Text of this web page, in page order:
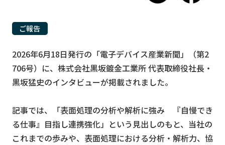
ご報告
2026年6月18日発行の「電子デバイス産業新聞」（第2
706号）に、株式会社黒坂鍍金工業所 代表取締役社長・
黒坂猛史のインタビューが掲載されました。
記事では、「表面処理の分析や解析に強み 『自慢でき
る仕事』目指し連携強化」という見出しのもと、当社の
これまでの歩みや、表面処理における分析・解析力、協